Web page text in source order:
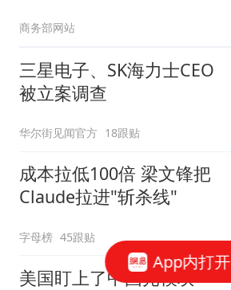
商务部网站
三星电子、SK海力士CEO
被立案调查
华尔街见闻官方 18跟贴
成本拉低100倍 梁文锋把
Claude拉进"斩杀线"
字母榜 45跟贴
美国盯上了中国光模块
App内打开